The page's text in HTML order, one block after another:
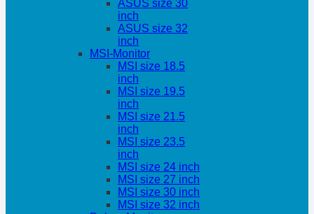
ASUS size 30
inch
ASUS size 32
inch
MSI-Monitor
MSI size 18.5
inch
MSI size 19.5
inch
MSI size 21.5
inch
MSI size 23.5
inch
MSI size 24 inch
MSI size 27 inch
MSI size 30 inch
MSI size 32 inch